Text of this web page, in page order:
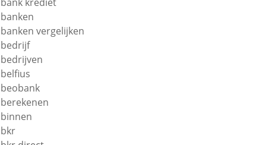
banken
banken vergelijken
bedrijf
bedrijven
belfius
beobank
berekenen
binnen
bkr